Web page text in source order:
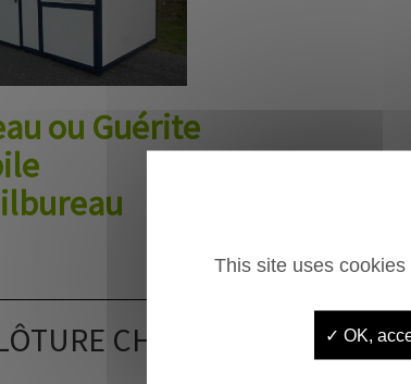
ou Guérite
CHANTIER
This site uses
OK,